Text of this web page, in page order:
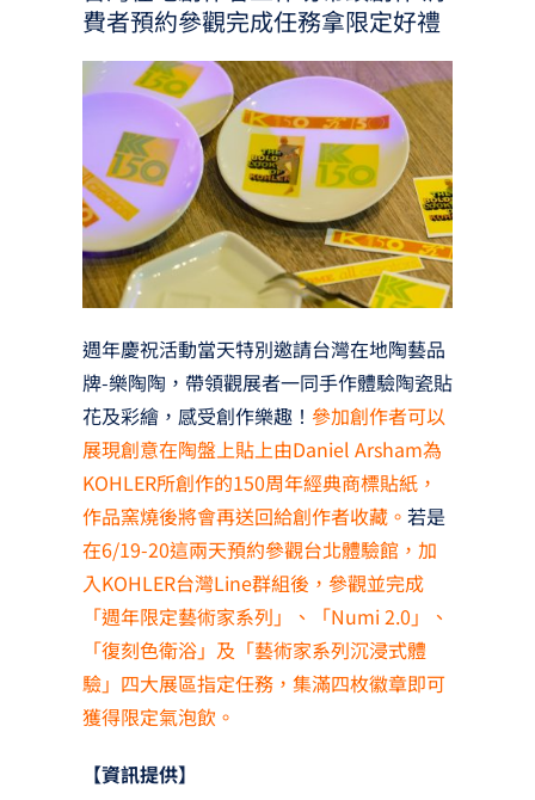
費者預約參觀完成任務拿限定好禮
週年慶祝活動當天特別邀請台灣在地陶藝品
牌-樂陶陶，帶領觀展者一同手作體驗陶瓷貼
花及彩繪，感受創作樂趣！ 參加創作者可以
展現創意在陶盤上貼上由Daniel Arsham為
KOHLER所創作的150周年經典商標貼紙，
作品窯燒後將會再送回給創作者收藏。 若是
在6/19-20這兩天預約參觀台北體驗館，加
入KOHLER台灣Line群組後，參觀並完成
「週年限定藝術家系列」、「Numi 2.0」、
「復刻色衛浴」及「藝術家系列沉浸式體
驗」四大展區指定任務，集滿四枚徽章即可
獲得限定氣泡飲。
【資訊提供】